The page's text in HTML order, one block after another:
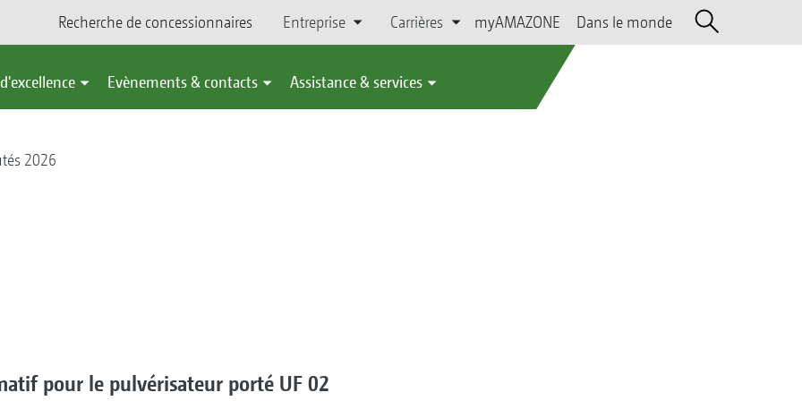
Recherche de concessionnaires Entreprise Carrières myAMAZONE Dans le monde
Evènements & contacts Assistance & services
2026
pour le pulvérisateur porté UF 02